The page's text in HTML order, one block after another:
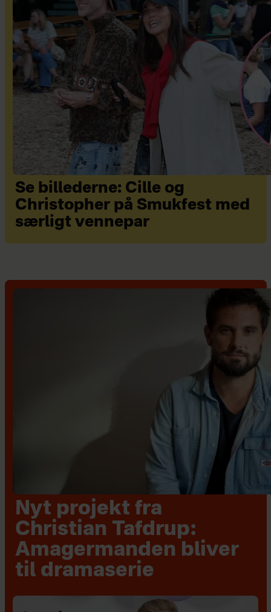
Se billederne: Cille og
Christopher på Smukfest med
særligt vennepar
Nyt projekt fra
Christian Tafdrup:
Amagermanden bliver
til dramaserie